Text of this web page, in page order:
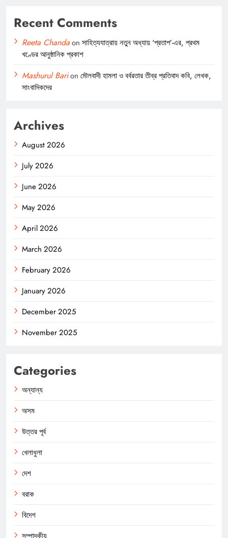
Recent Comments
Reeta Chandaon সাহিত্যযাত্রায় নতুন অধ্যায় ‘প্রতাপ’-এর, প্রথম
খণ্ডের আনুষ্ঠানিক প্রকাশ
Mashurul Barion মৌলবাদী হামলা ও বর্বরতার তীব্র প্রতিবাদ কবি, লেখক,
সাংবাদিকদের
Archives
August 2026
July 2026
June 2026
May 2026
April 2026
March 2026
February 2026
January 2026
December 2025
November 2025
Categories
অন্যান্য
অসম
উত্তর পূর্ব
খেলাধুলা
দেশ
বরাক
বিদেশ
সম্পাদকীয়